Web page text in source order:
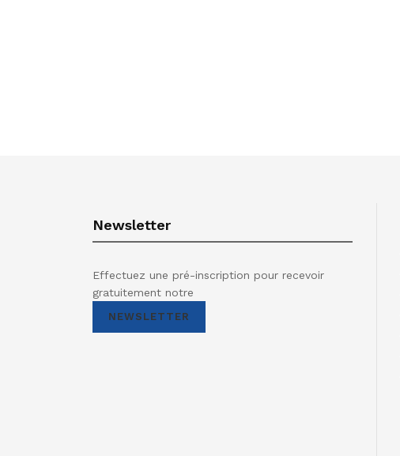
Newsletter
Effectuez une pré-inscription pour recevoir
gratuitement notre
NEWSLETTER